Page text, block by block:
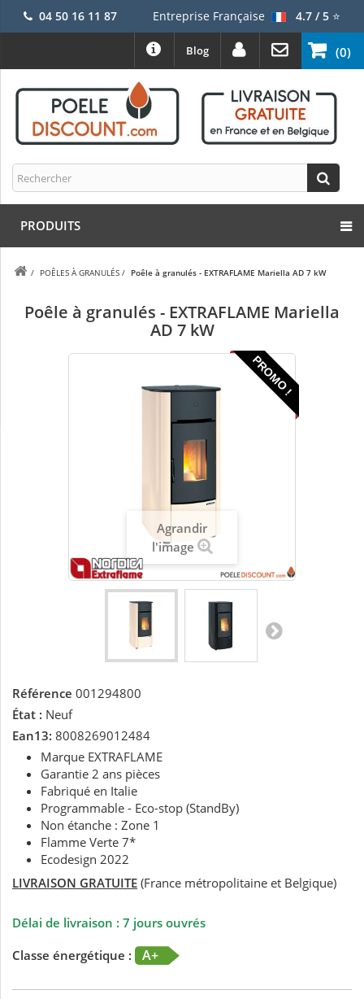
04 50 16 11 87 Entreprise Française 4.7 / 5⭐
(0)
Blog
PRODUITS
/ POÊLES À GRANULÉS / Poêle à granulés - EXTRAFLAME Mariella AD 7 kW
Poêle à granulés - EXTRAFLAME Mariella
AD 7 kW
PROMO !
Agrandir
l'image
Référence 001294800
État : Neuf
Ean13: 8008269012484
Marque EXTRAFLAME
Garantie 2 ans pièces
Fabriqué en Italie
Programmable - Eco-stop (StandBy)
Non étanche : Zone 1
Flamme Verte 7*
Ecodesign 2022
LIVRAISON GRATUITE (France métropolitaine et Belgique)
Délai de livraison : 7 jours ouvrés
Classe énergétique :
A+